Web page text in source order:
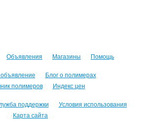
Объявления Магазины Помощь
Блог о полимерах
полимеров
Индекс цен
поддержки
Условия использования
Карта сайта